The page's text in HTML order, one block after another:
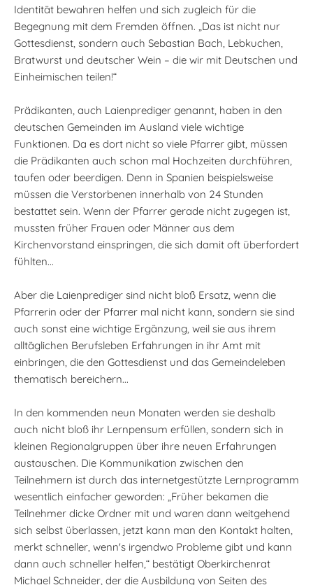
Identität bewahren helfen und sich zugleich für die
Begegnung mit dem Fremden öffnen. „Das ist nicht nur
Gottesdienst, sondern auch Sebastian Bach, Lebkuchen,
Bratwurst und deutscher Wein – die wir mit Deutschen und
Einheimischen teilen!“
Prädikanten, auch Laienprediger genannt, haben in den
deutschen Gemeinden im Ausland viele wichtige
Funktionen. Da es dort nicht so viele Pfarrer gibt, müssen
die Prädikanten auch schon mal Hochzeiten durchführen,
taufen oder beerdigen. Denn in Spanien beispielsweise
müssen die Verstorbenen innerhalb von 24 Stunden
bestattet sein. Wenn der Pfarrer gerade nicht zugegen ist,
mussten früher Frauen oder Männer aus dem
Kirchenvorstand einspringen, die sich damit oft überfordert
fühlten...
Aber die Laienprediger sind nicht bloß Ersatz, wenn die
Pfarrerin oder der Pfarrer mal nicht kann, sondern sie sind
auch sonst eine wichtige Ergänzung, weil sie aus ihrem
alltäglichen Berufsleben Erfahrungen in ihr Amt mit
einbringen, die den Gottesdienst und das Gemeindeleben
thematisch bereichern...
In den kommenden neun Monaten werden sie deshalb
auch nicht bloß ihr Lernpensum erfüllen, sondern sich in
kleinen Regionalgruppen über ihre neuen Erfahrungen
austauschen. Die Kommunikation zwischen den
Teilnehmern ist durch das internetgestützte Lernprogramm
wesentlich einfacher geworden: „Früher bekamen die
Teilnehmer dicke Ordner mit und waren dann weitgehend
sich selbst überlassen, jetzt kann man den Kontakt halten,
merkt schneller, wenn's irgendwo Probleme gibt und kann
dann auch schneller helfen,“ bestätigt Oberkirchenrat
Michael Schneider, der die Ausbildung von Seiten des